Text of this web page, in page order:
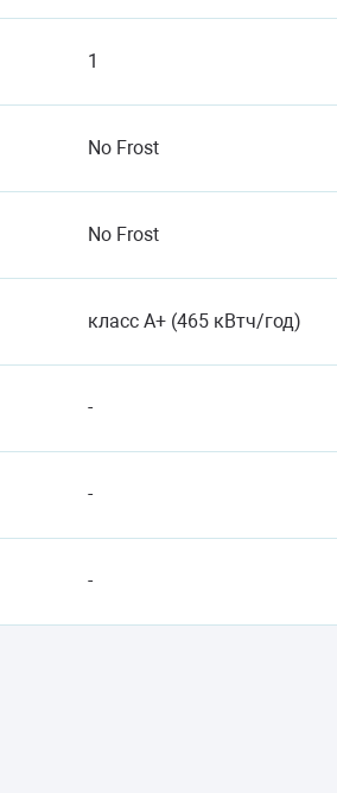
1
No Frost
No Frost
класс A+ (465 кВтч/год)
-
-
-